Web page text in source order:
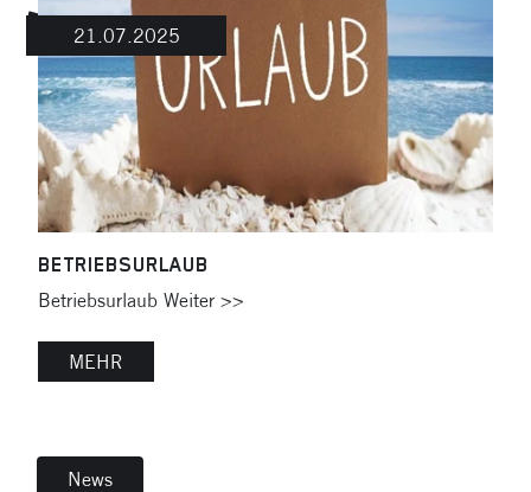
21.07.2025
BETRIEBSURLAUB
Betriebsurlaub Weiter >>
MEHR
News